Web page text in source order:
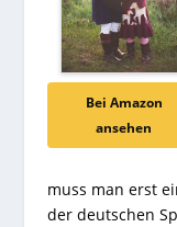
Bei Amazon
ansehen
muss man erst
der deutschen